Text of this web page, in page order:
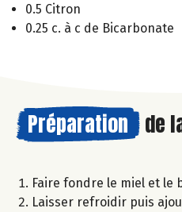
0.5 Citron
0.25 c. à c de Bicarbonate
Préparation de
Faire fondre le miel et le
Laisser refroidir puis